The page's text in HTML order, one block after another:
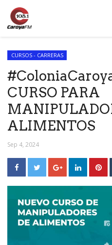
CURSOS - CARRERAS
CURSO PARA
ALIMENTOS
Sep 4, 2024